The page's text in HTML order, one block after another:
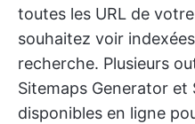
toutes les URL de
souhaitez voir
recherche. Plusieurs
Sitemaps Generator et
disponibles en ligne